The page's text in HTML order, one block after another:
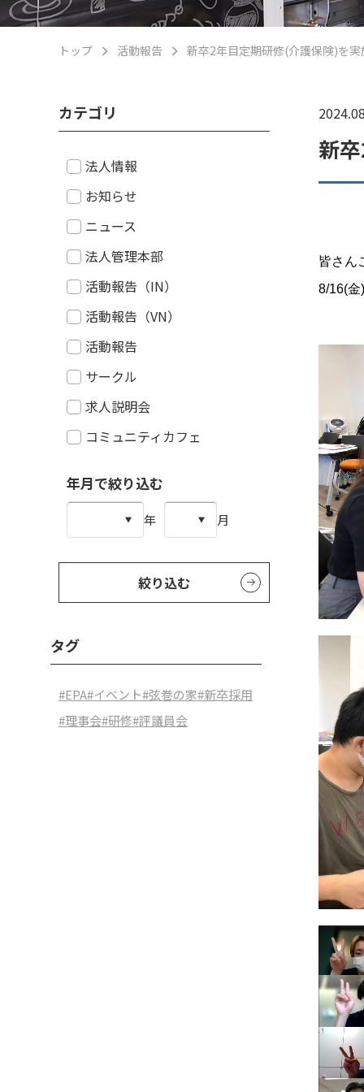
トップ 活動報告 新卒2年目定期研修(介護保険)を
新
皆さん
8/16(金
カテゴリ
法人情報
お知らせ
ニュース
法人管理本部
活動報告（IN）
活動報告（VN）
活動報告
サークル
求人説明会
コミュニティカフェ
年月で絞り込む
年 月
絞り込む
タグ
#EPA#イベント#弦巻の家#新卒採用
#理事会#研修#評議員会